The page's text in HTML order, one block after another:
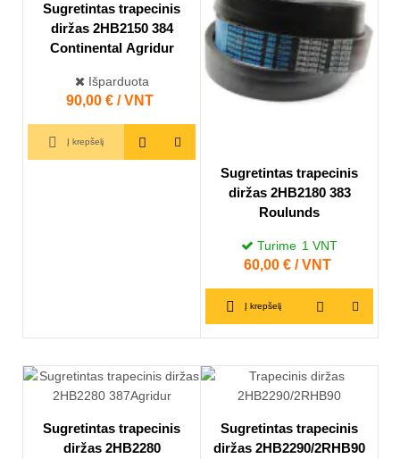
Sugretintas trapecinis
diržas 2HB2150 384
Continental Agridur
Išparduota
Kaina
90,00 € / VNT
Į krepšelį
Sugretintas trapecinis
diržas 2HB2180 383
Roulunds
Turime 1 VNT
Kaina
60,00 € / VNT
Į krepšelį
Sugretintas trapecinis
diržas 2HB2280
Sugretintas trapecinis
diržas 2HB2290/2RHB90